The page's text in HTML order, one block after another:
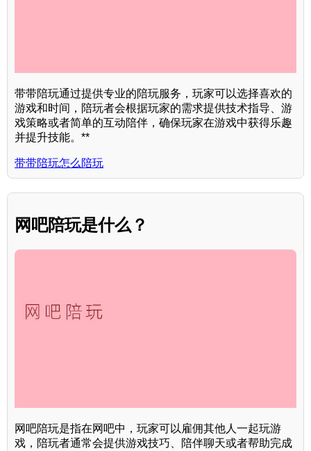
带带陪玩通过提供专业的陪玩服务，玩家可以选择喜欢的
游戏和时间，陪玩者会根据玩家的需求提供技术指导、游
戏策略或者简单的互动陪伴，确保玩家在游戏中获得乐趣
并提升技能。**
带带陪玩怎么陪玩
网吧陪玩是什么？
网吧陪玩是指在网吧中，玩家可以雇佣其他人一起玩游
戏，陪玩者通常会提供游戏技巧、陪伴聊天或者帮助完成